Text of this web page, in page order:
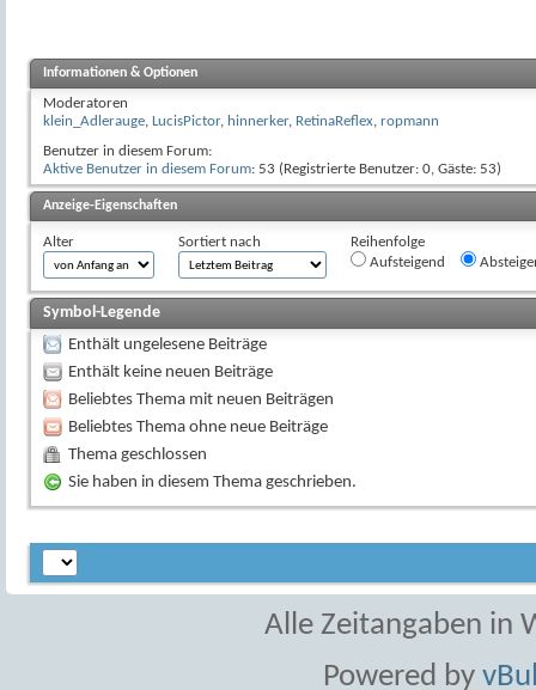
Informationen & Optionen
Moderatoren
klein_Adlerauge, LucisPictor, hinnerker, RetinaReflex, ropmann
Benutzer in diesem Forum:
Aktive Benutzer in diesem Forum: 53 (Registrierte Benutzer: 0, Gäste: 53)
Anzeige-Eigenschaften
Alter Sortiert nach
Reihenfolge
Aufsteigend
Symbol-Legende
Enthält ungelesene Beiträge
Enthält keine neuen Beiträge
Beliebtes Thema mit neuen Beiträgen
Beliebtes Thema ohne neue Beiträge
Thema geschlossen
Sie haben in diesem Thema geschrieben.
Alle Zeitangaben in
Powered by